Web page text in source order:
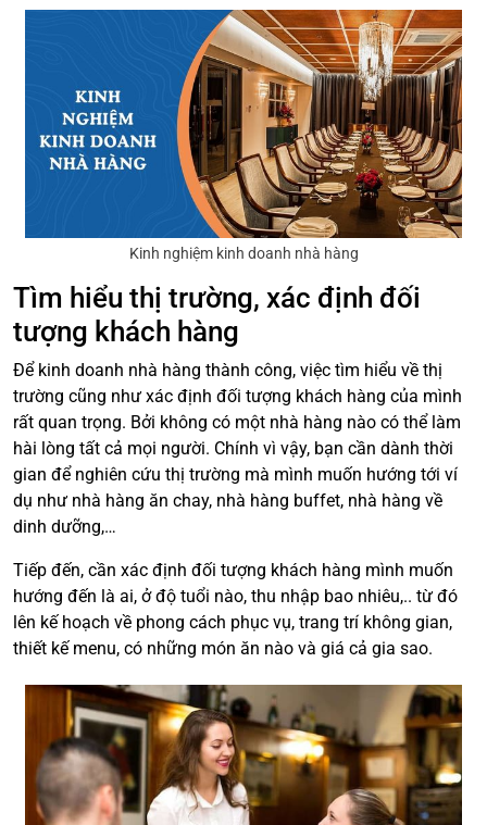
Kinh nghiệm kinh doanh nhà hàng
Tìm hiểu thị trường, xác định đối
tượng khách hàng
Để kinh doanh nhà hàng thành công, việc tìm hiểu về thị
trường cũng như xác định đối tượng khách hàng của mình
rất quan trọng. Bởi không có một nhà hàng nào có thể làm
hài lòng tất cả mọi người. Chính vì vậy, bạn cần dành thời
gian để nghiên cứu thị trường mà mình muốn hướng tới ví
dụ như nhà hàng ăn chay, nhà hàng buffet, nhà hàng về
dinh dưỡng,…
Tiếp đến, cần xác định đối tượng khách hàng mình muốn
hướng đến là ai, ở độ tuổi nào, thu nhập bao nhiêu,.. từ đó
lên kế hoạch về phong cách phục vụ, trang trí không gian,
thiết kế menu, có những món ăn nào và giá cả gia sao.